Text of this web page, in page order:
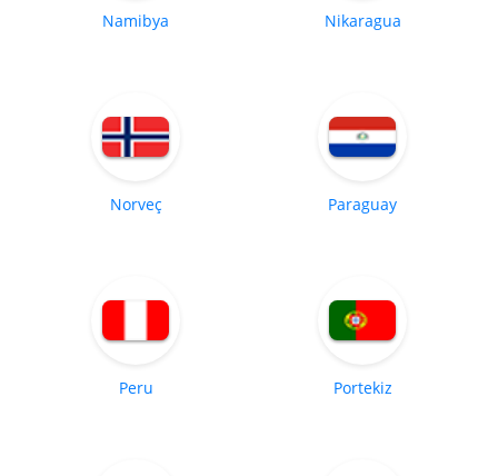
Namibya Nikaragua
Norveç Paraguay
Peru Portekiz